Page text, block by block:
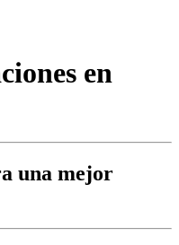
en
una mejor